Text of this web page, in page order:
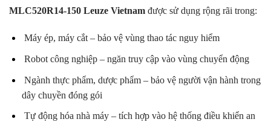
MLC520R14-150 Leuze Vietnam được sử dụng rộng rãi trong:
Máy ép, máy cắt – bảo vệ vùng thao tác nguy hiểm
Robot công nghiệp – ngăn truy cập vào vùng chuyển động
Ngành thực phẩm, dược phẩm – bảo vệ người vận hành trong
dây chuyền đóng gói
Tự động hóa nhà máy – tích hợp vào hệ thống điều khiển an